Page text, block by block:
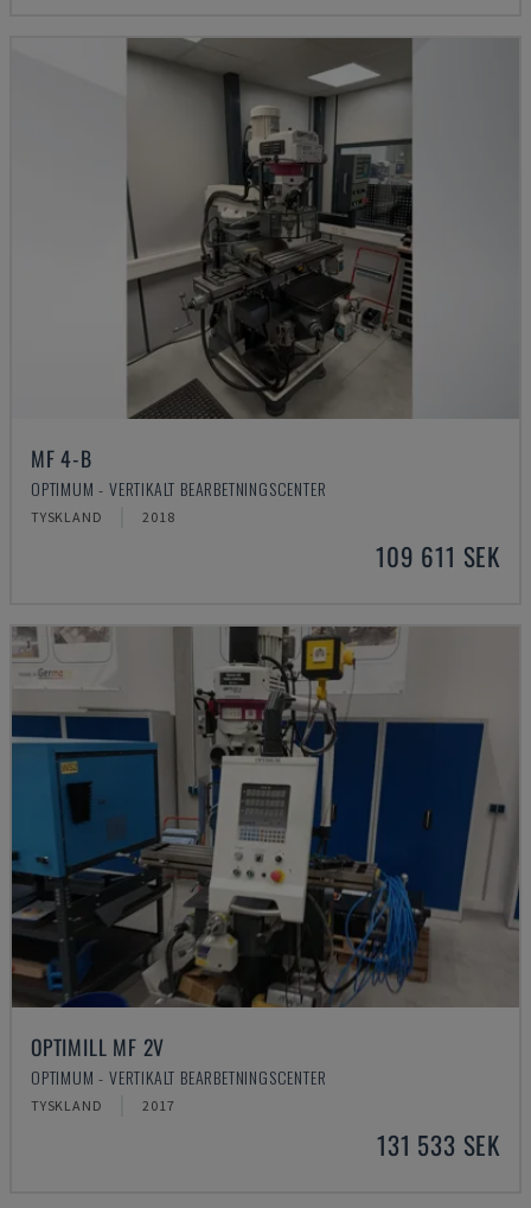
MF 4-B
OPTIMUM - VERTIKALT BEARBETNINGSCENTER
TYSKLAND 2018
109 611 SEK
OPTIMILL MF 2V
OPTIMUM - VERTIKALT BEARBETNINGSCENTER
TYSKLAND 2017
131 533 SEK